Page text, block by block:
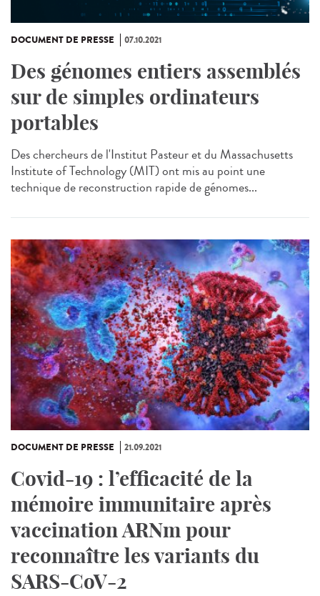
DOCUMENT DE PRESSE 07.10.2021
Des génomes entiers assemblés
sur de simples ordinateurs
portables
Des chercheurs de l'Institut Pasteur et du Massachusetts
Institute of Technology (MIT) ont mis au point une
technique de reconstruction rapide de génomes...
DOCUMENT DE PRESSE 21.09.2021
Covid-19 : l’efficacité de la
mémoire immunitaire après
vaccination ARNm pour
reconnaître les variants du
SARS-CoV-2